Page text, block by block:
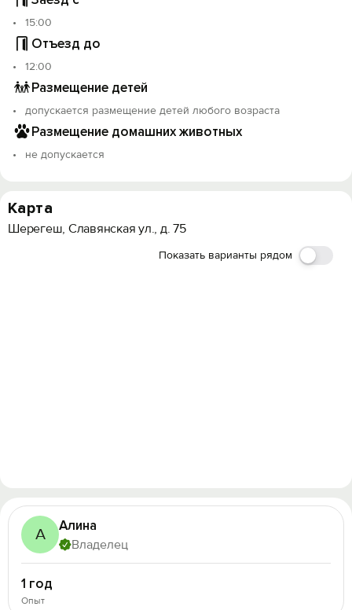
15:00
Отъезд до
12:00
Размещение детей
допускается размещение детей любого возраста
Размещение домашних животных
не допускается
Карта
Шерегеш, Славянская ул., д. 75
Показать варианты рядом
А Алина
Владелец
1 год
Опыт